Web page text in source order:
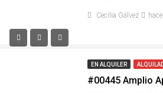
Cecilia Gálvez
EN ALQUILER
#00445 Amplio